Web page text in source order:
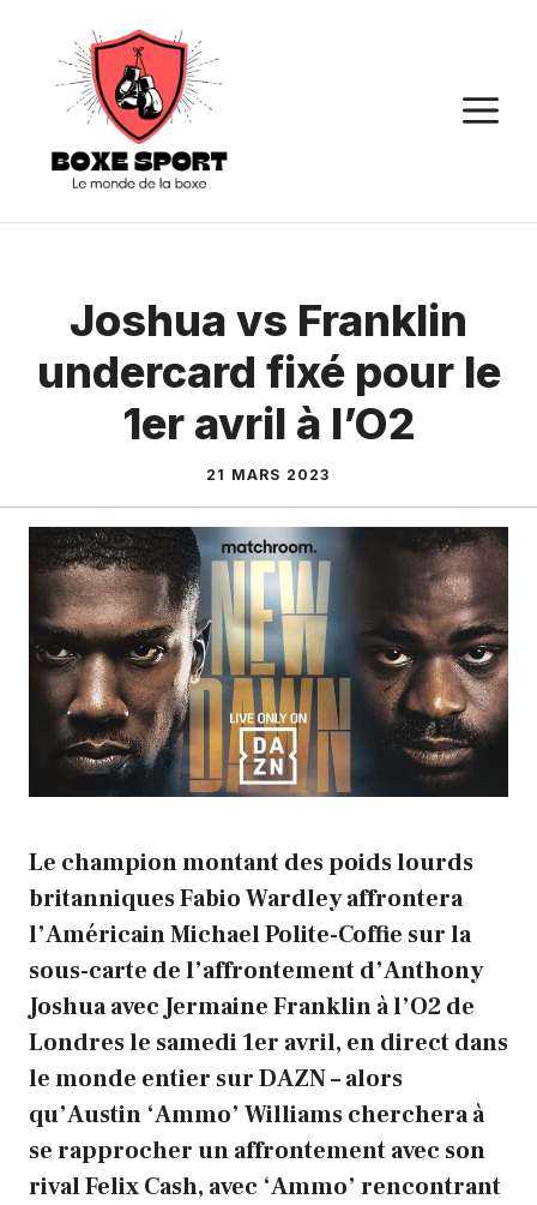
contenu
Joshua vs Franklin
undercard fixé pour le
1er avril à l’O2
21 MARS 2023
Le champion montant des poids lourds
britanniques Fabio Wardley affrontera
l’Américain Michael Polite-Coffie sur la
sous-carte de l’affrontement d’Anthony
Joshua avec Jermaine Franklin à l’O2 de
Londres le samedi 1er avril, en direct dans
le monde entier sur DAZN – alors
qu’Austin ‘Ammo’ Williams cherchera à
se rapprocher un affrontement avec son
rival Felix Cash, avec ‘Ammo’ rencontrant